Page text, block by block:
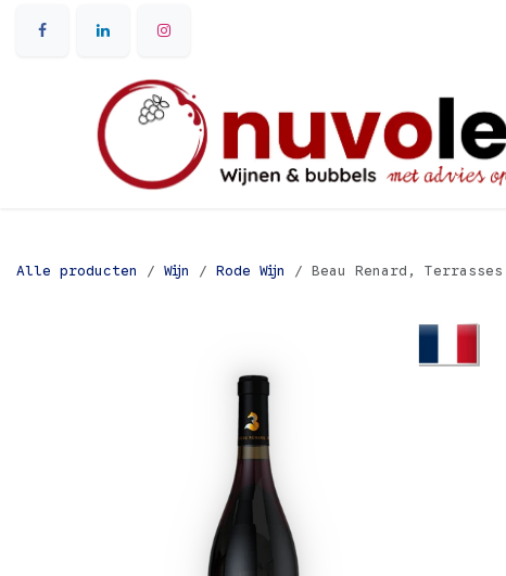
Alle producten Wijn Rode Wijn Beau Renard,